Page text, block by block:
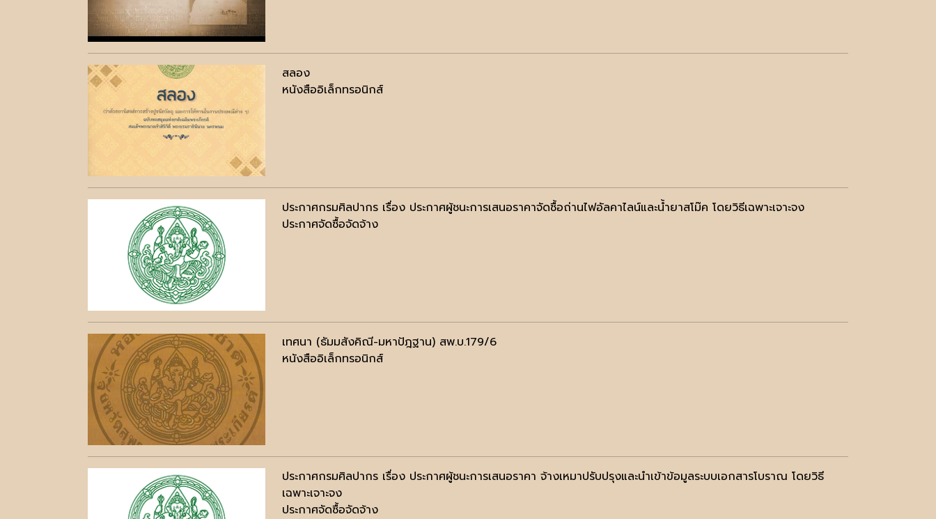
สลอง
หนังสืออิเล็กทรอนิกส์
ประกาศกรมศิลปากร เรื่อง ประกาศผู้ชนะการเสนอราคาจัดซื้อถ่านไฟอัลคาไลน์และนํ้ายาสโม๊ค โดยวิธีเฉพาะเจาะจง
ประกาศจัดซื้อจัดจ้าง
เทศนา (ธัมมสังคิณี-มหาปัฎฐาน) สพ.บ.179/6
หนังสืออิเล็กทรอนิกส์
ประกาศกรมศิลปากร เรื่อง ประกาศผู้ชนะการเสนอราคา จ้างเหมาปรับปรุงและนำเข้าข้อมูลระบบเอกสารโบราณ โดยวิธี
เฉพาะเจาะจง
ประกาศจัดซื้อจัดจ้าง